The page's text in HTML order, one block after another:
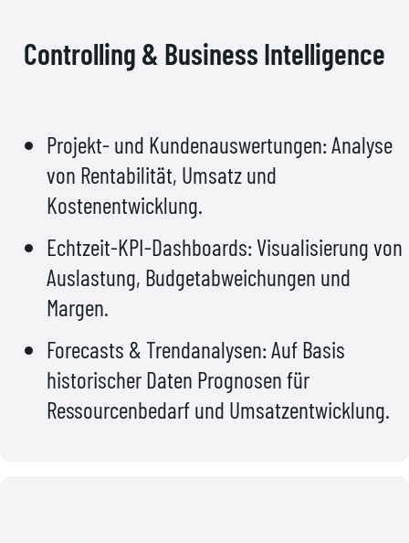
Controlling & Business Intelligence
Projekt- und Kundenauswertungen: Analyse
von Rentabilität, Umsatz und
Kostenentwicklung.
Echtzeit-KPI-Dashboards: Visualisierung von
Auslastung, Budgetabweichungen und
Margen.
Forecasts & Trendanalysen: Auf Basis
historischer Daten Prognosen für
Ressourcenbedarf und Umsatzentwicklung.